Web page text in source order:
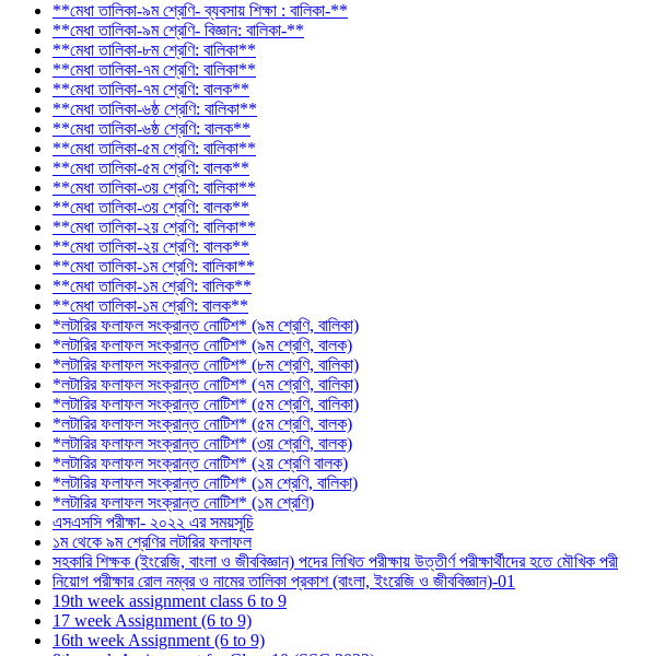
**মেধা তালিকা-৯ম শ্রেণি- ব্যবসায় শিক্ষা : বালিকা-**
**মেধা তালিকা-৯ম শ্রেণি- বিজ্ঞান: বালিকা-**
**মেধা তালিকা-৮ম শ্রেণি: বালিকা**
**মেধা তালিকা-৭ম শ্রেণি: বালিকা**
**মেধা তালিকা-৭ম শ্রেণি: বালক**
**মেধা তালিকা-৬ষ্ঠ শ্রেণি: বালিকা**
**মেধা তালিকা-৬ষ্ঠ শ্রেণি: বালক**
**মেধা তালিকা-৫ম শ্রেণি: বালিকা**
**মেধা তালিকা-৫ম শ্রেণি: বালক**
**মেধা তালিকা-৩য় শ্রেণি: বালিকা**
**মেধা তালিকা-৩য় শ্রেণি: বালক**
**মেধা তালিকা-২য় শ্রেণি: বালিকা**
**মেধা তালিকা-২য় শ্রেণি: বালক**
**মেধা তালিকা-১ম শ্রেণি: বালিকা**
**মেধা তালিকা-১ম শ্রেণি: বালিক**
**মেধা তালিকা-১ম শ্রেণি: বালক**
*লটারির ফলাফল সংক্রান্ত নোটিশ* (৯ম শ্রেণি, বালিকা)
*লটারির ফলাফল সংক্রান্ত নোটিশ* (৯ম শ্রেণি, বালক)
*লটারির ফলাফল সংক্রান্ত নোটিশ* (৮ম শ্রেণি, বালিকা)
*লটারির ফলাফল সংক্রান্ত নোটিশ* (৭ম শ্রেণি, বালিকা)
*লটারির ফলাফল সংক্রান্ত নোটিশ* (৫ম শ্রেণি, বালিকা)
*লটারির ফলাফল সংক্রান্ত নোটিশ* (৫ম শ্রেণি, বালক)
*লটারির ফলাফল সংক্রান্ত নোটিশ* (৩য় শ্রেণি, বালক)
*লটারির ফলাফল সংক্রান্ত নোটিশ* (২য় শ্রেণি বালক)
*লটারির ফলাফল সংক্রান্ত নোটিশ* (১ম শ্রেণি, বালিকা)
*লটারির ফলাফল সংক্রান্ত নোটিশ* (১ম শ্রেণি)
এসএসসি পরীক্ষা- ২০২২ এর সময়সূচি
১ম থেকে ৯ম শ্রেণির লটারির ফলাফল
সহকারি শিক্ষক (ইংরেজি, বাংলা ও জীববিজ্ঞান) পদের লিখিত পরীক্ষায় উত্তীর্ণ পরীক্ষার্থীদের হতে মৌখিক পরী
নিয়োগ পরীক্ষার রোল নম্বর ও নামের তালিকা প্রকাশ (বাংলা, ইংরেজি ও জীববিজ্ঞান)-01
19th week assignment class 6 to 9
17 week Assignment (6 to 9)
16th week Assignment (6 to 9)